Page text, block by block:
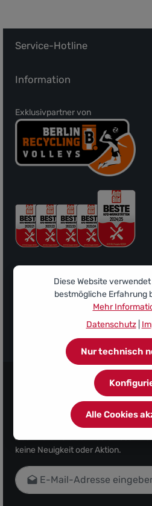
Service-Hotline
Information
Exklusivpartner von
Sponsor des
Abonnieren Sie den kostenlosen
keine Neuigkeit oder Aktion.
E-Mail-Adresse*
Diese Website
bestmögliche Erfahrung
Mehr
Datenschutz|
Nur technisch
Alle Cookies